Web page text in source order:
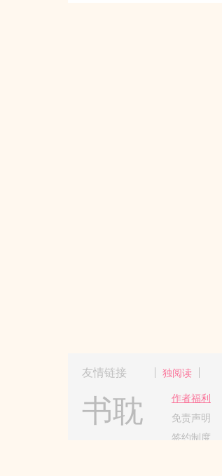
友情链接 独阅读
书耽
作者福利
免责声明
签约制度